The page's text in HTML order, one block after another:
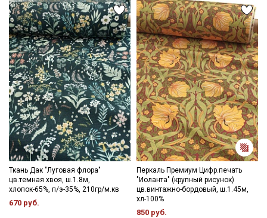
Ткань Дак "Луговая флора"
цв.темная хвоя, ш.1.8м,
хлопок-65%, п/э-35%, 210гр/м.кв
670 руб.
Перкаль Премиум Цифр.печать
"Иоланта" (крупный рисунок)
цв.винтажно-бордовый, ш.1.45м,
хл-100%
850 руб.